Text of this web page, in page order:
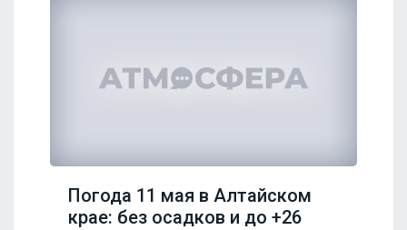
Погода 11 мая в Алтайском
крае: без осадков и до +26